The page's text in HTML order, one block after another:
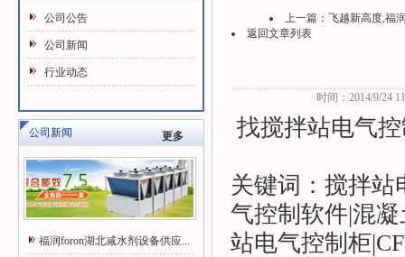
公司公告
公司新闻
行业动态
公司新闻 更多
福润foron湖北减水剂设备供应...
上一篇： 飞越新高度,福
返回文章列表
时间：2014/9/24
找搅拌站电气
关键词：搅拌站
气控制软件|混
站电气控制柜